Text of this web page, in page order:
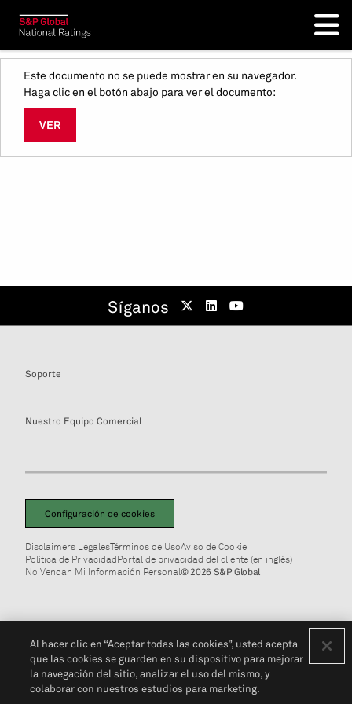
Este documento no se puede mostrar en su navegador.
Haga clic en el botón abajo para ver el documento:
VER
Síganos
Soporte
Nuestro Equipo Comercial
Configuración de cookies
Disclaimers LegalesTérminos de UsoAviso de Cookie
Política de PrivacidadPortal de privacidad del cliente (en inglés)
No Vendan Mi Información Personal© 2026 S&P Global
Al hacer clic en “Aceptar todas las cookies”, usted acepta
que las cookies se guarden en su dispositivo para mejorar
la navegación del sitio, analizar el uso del mismo, y
colaborar con nuestros estudios para marketing.